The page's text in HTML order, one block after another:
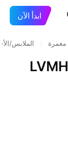
ابدأ الآن
الملابس/